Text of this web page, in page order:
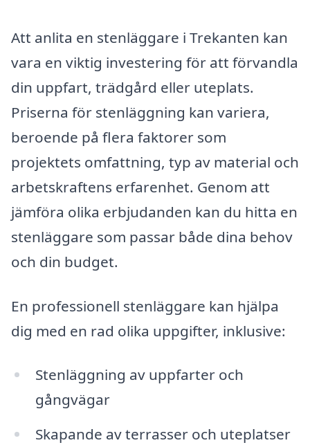
Att anlita en stenläggare i Trekanten kan
vara en viktig investering för att förvandla
din uppfart, trädgård eller uteplats.
Priserna för stenläggning kan variera,
beroende på flera faktorer som
projektets omfattning, typ av material och
arbetskraftens erfarenhet. Genom att
jämföra olika erbjudanden kan du hitta en
stenläggare som passar både dina behov
och din budget.
En professionell stenläggare kan hjälpa
dig med en rad olika uppgifter, inklusive:
Stenläggning av uppfarter och
gångvägar
Skapande av terrasser och uteplatser